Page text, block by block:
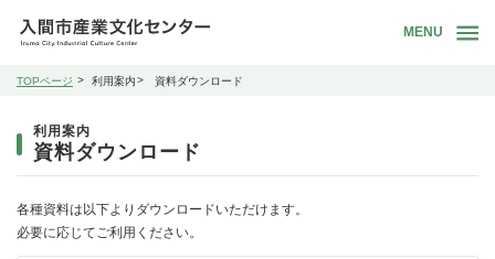
MENU
TOPページ 利用案内 資料ダウンロード
利用案内
資料ダウンロード
各種資料は以下よりダウンロードいただけます。
必要に応じてご利用ください。